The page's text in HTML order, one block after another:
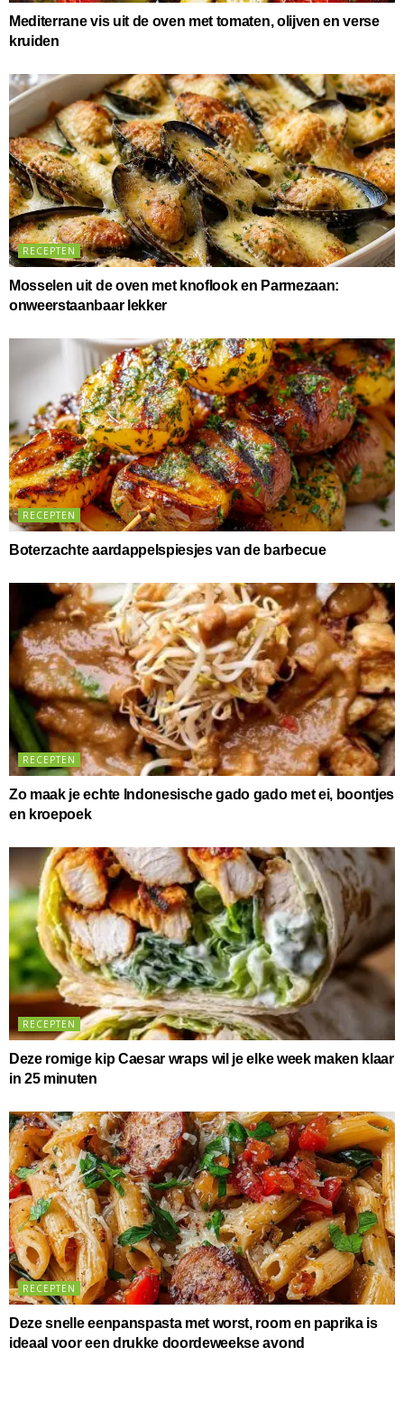
Mediterrane vis uit de oven met tomaten, olijven en verse
kruiden
RECEPTEN
Mosselen uit de oven met knoflook en Parmezaan:
onweerstaanbaar lekker
RECEPTEN
Boterzachte aardappelspiesjes van de barbecue
RECEPTEN
Zo maak je echte Indonesische gado gado met ei, boontjes
en kroepoek
RECEPTEN
Deze romige kip Caesar wraps wil je elke week maken klaar
in 25 minuten
RECEPTEN
Deze snelle eenpanspasta met worst, room en paprika is
ideaal voor een drukke doordeweekse avond